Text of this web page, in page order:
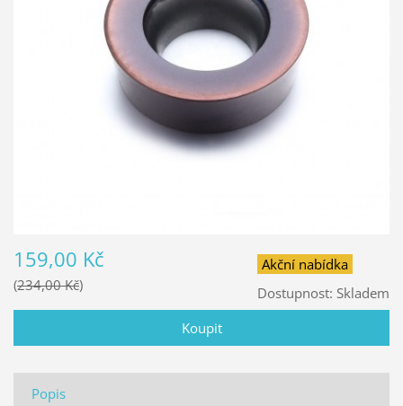
Akční nabídka
Dostupnost: Skladem
159,00 Kč
234,00 Kč
Popis